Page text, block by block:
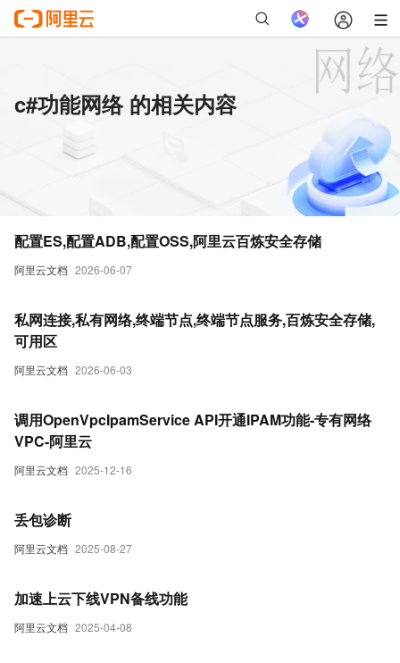
c#功能网络 的相关内容
阿里云文档 2026-06-07
配置ES,配置ADB,配置OSS,阿里云百炼安全存储
阿里云文档 2026-06-03
私网连接,私有网络,终端节点,终端节点服务,百炼安全存储,
可用区
阿里云文档 2025-12-16
调用OpenVpcIpamService API开通IPAM功能-专有网络
VPC-阿里云
阿里云文档 2025-08-27
丢包诊断
阿里云文档 2025-04-08
加速上云下线VPN备线功能